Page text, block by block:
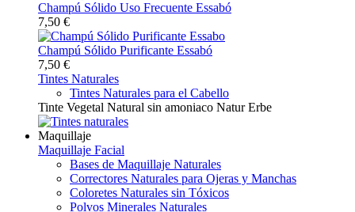
Champú Sólido Uso Frecuente Essabó
7,50 €
Champú Sólido Purificante Essabó
7,50 €
Tintes Naturales
Tintes Naturales para el Cabello
Tinte Vegetal Natural sin amoniaco Natur Erbe
Maquillaje
Maquillaje Facial
Bases de Maquillaje Naturales
Correctores Naturales para Ojeras y Manchas
Coloretes Naturales sin Tóxicos
Polvos Minerales Naturales